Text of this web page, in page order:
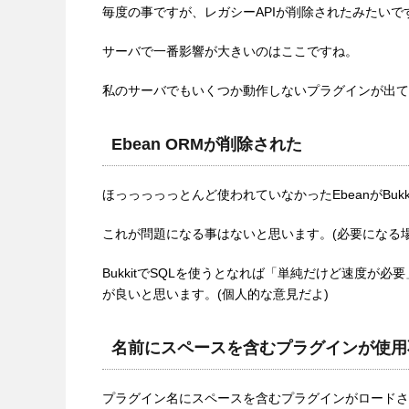
毎度の事ですが、レガシーAPIが削除されたみたい
サーバで一番影響が大きいのはここですね。
私のサーバでもいくつか動作しないプラグインが出
Ebean ORMが削除された
ほっっっっっとんど使われていなかったEbeanが
これが問題になる事はないと思います。(必要になる
BukkitでSQLを使うとなれば「単純だけど速度が必
が良いと思います。(個人的な意見だよ)
名前にスペースを含むプラグインが使
プラグイン名にスペースを含むプラグインがロード